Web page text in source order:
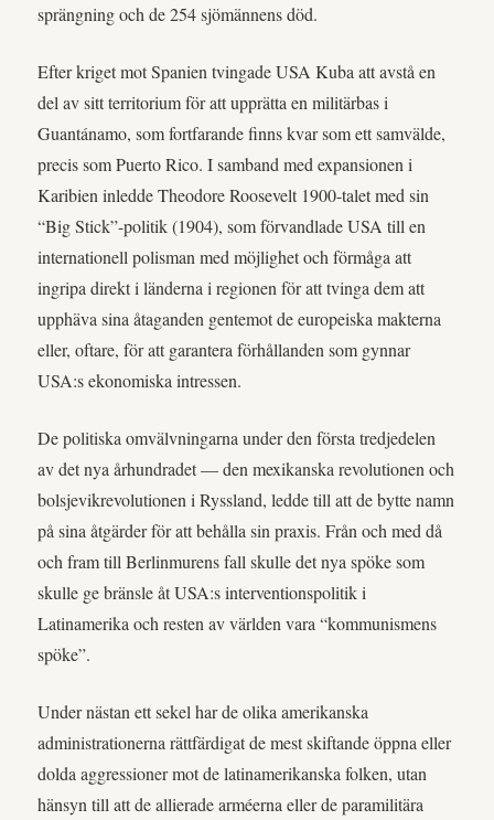
sprängning och de 254 sjömännens död.
Efter kriget mot Spanien tvingade USA Kuba att avstå en
del av sitt territorium för att upprätta en militärbas i
Guantánamo, som fortfarande finns kvar som ett samvälde,
precis som Puerto Rico. I samband med expansionen i
Karibien inledde Theodore Roosevelt 1900-talet med sin
“Big Stick”-politik (1904), som förvandlade USA till en
internationell polisman med möjlighet och förmåga att
ingripa direkt i länderna i regionen för att tvinga dem att
upphäva sina åtaganden gentemot de europeiska makterna
eller, oftare, för att garantera förhållanden som gynnar
USA:s ekonomiska intressen.
De politiska omvälvningarna under den första tredjedelen
av det nya århundradet — den mexikanska revolutionen och
bolsjevikrevolutionen i Ryssland, ledde till att de bytte namn
på sina åtgärder för att behålla sin praxis. Från och med då
och fram till Berlinmurens fall skulle det nya spöke som
skulle ge bränsle åt USA:s interventionspolitik i
Latinamerika och resten av världen vara “kommunismens
spöke”.
Under nästan ett sekel har de olika amerikanska
administrationerna rättfärdigat de mest skiftande öppna eller
dolda aggressioner mot de latinamerikanska folken, utan
hänsyn till att de allierade arméerna eller de paramilitära